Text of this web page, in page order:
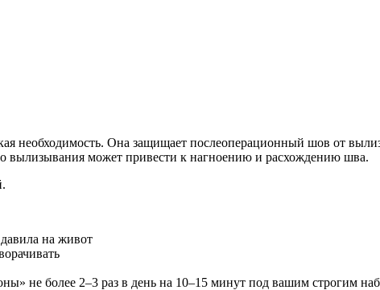
необходимость. Она защищает послеоперационный шов от
вылизывания может привести к нагноению и расхождению шва.
на живот
не более 2–3 раз в день на 10–15 минут под вашим строгим